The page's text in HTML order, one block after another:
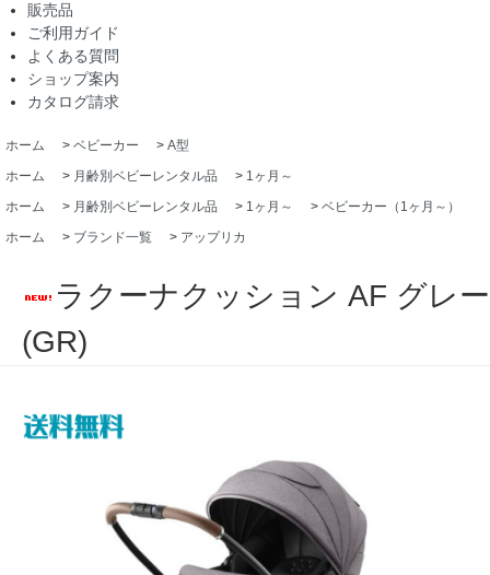
販売品
ご利用ガイド
よくある質問
ショップ案内
カタログ請求
ホーム > ベビーカー > A型
ホーム
> 月齢別ベビーレンタル品 > 1ヶ月～
ホーム
> 月齢別ベビーレンタル品 > 1ヶ月～ > ベビーカー（1ヶ月～）
ホーム
> ブランド一覧 > アップリカ
ラクーナクッション AF グレー
(GR)